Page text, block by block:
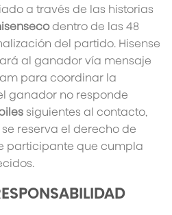
a través de las historias
dentro de las 48
del partido. Hisense
al ganador vía mensaje
para coordinar la
ganador no responde
siguientes al contacto,
se reserva el derecho de
participante que cumpla